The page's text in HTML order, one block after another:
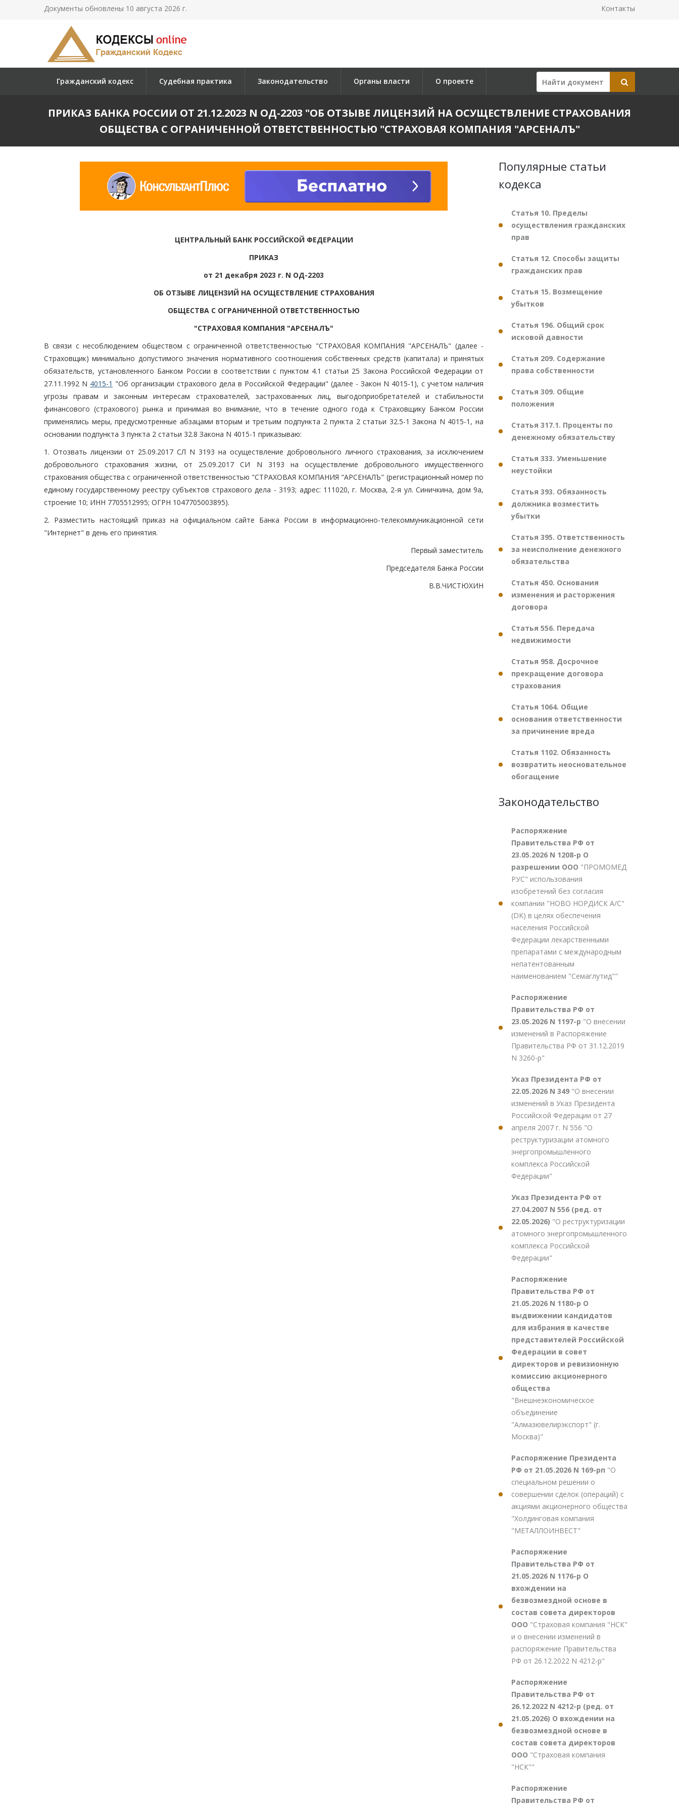
Документы обновлены 10 августа 2026 г. Контакты
Гражданский кодекс Судебная практика Законодательство Органы власти О проекте
ПРИКАЗ БАНКА РОССИИ ОТ 21.12.2023 N ОД-2203 "ОБ ОТЗЫВЕ ЛИЦЕНЗИЙ НА ОСУЩЕСТВЛЕНИЕ СТРАХОВАНИЯ
ОБЩЕСТВА С ОГРАНИЧЕННОЙ ОТВЕТСТВЕННОСТЬЮ "СТРАХОВАЯ КОМПАНИЯ "АРСЕНАЛЪ"
ЦЕНТРАЛЬНЫЙ БАНК РОССИЙСКОЙ ФЕДЕРАЦИИ
ПРИКАЗ
от 21 декабря 2023 г. N ОД-2203
ОБ ОТЗЫВЕ ЛИЦЕНЗИЙ НА ОСУЩЕСТВЛЕНИЕ СТРАХОВАНИЯ
ОБЩЕСТВА С ОГРАНИЧЕННОЙ ОТВЕТСТВЕННОСТЬЮ
"СТРАХОВАЯ КОМПАНИЯ "АРСЕНАЛЪ"
В связи с несоблюдением обществом с ограниченной ответственностью "СТРАХОВАЯ КОМПАНИЯ "АРСЕНАЛЪ" (далее -
Страховщик) минимально допустимого значения нормативного соотношения собственных средств (капитала) и принятых
обязательств, установленного Банком России в соответствии с пунктом 4.1 статьи 25 Закона Российской Федерации от
27.11.1992 N 4015-1 "Об организации страхового дела в Российской Федерации" (далее - Закон N 4015-1), с учетом наличия
угрозы правам и законным интересам страхователей, застрахованных лиц, выгодоприобретателей и стабильности
финансового (страхового) рынка и принимая во внимание, что в течение одного года к Страховщику Банком России
применялись меры, предусмотренные абзацами вторым и третьим подпункта 2 пункта 2 статьи 32.5-1 Закона N 4015-1, на
основании подпункта 3 пункта 2 статьи 32.8 Закона N 4015-1 приказываю:
1. Отозвать лицензии от 25.09.2017 СЛ N 3193 на осуществление добровольного личного страхования, за исключением
добровольного страхования жизни, от 25.09.2017 СИ N 3193 на осуществление добровольного имущественного
страхования общества с ограниченной ответственностью "СТРАХОВАЯ КОМПАНИЯ "АРСЕНАЛЪ" (регистрационный номер по
единому государственному реестру субъектов страхового дела - 3193; адрес: 111020, г. Москва, 2-я ул. Синичкина, дом 9а,
строение 10; ИНН 7705512995; ОГРН 1047705003895).
2. Разместить настоящий приказ на официальном сайте Банка России в информационно-телекоммуникационной сети
"Интернет" в день его принятия.
Первый заместитель
Председателя Банка России
В.В.ЧИСТЮХИН
Популярные статьи
кодекса
Статья 10. Пределы
осуществления гражданских
прав
Статья 12. Способы защиты
гражданских прав
Статья 15. Возмещение
убытков
Статья 196. Общий срок
исковой давности
Статья 209. Содержание
права собственности
Статья 309. Общие
положения
Статья 317.1. Проценты по
денежному обязательству
Статья 333. Уменьшение
неустойки
Статья 393. Обязанность
должника возместить
убытки
Статья 395. Ответственность
за неисполнение денежного
обязательства
Статья 450. Основания
изменения и расторжения
договора
Статья 556. Передача
недвижимости
Статья 958. Досрочное
прекращение договора
страхования
Статья 1064. Общие
основания ответственности
за причинение вреда
Статья 1102. Обязанность
возвратить неосновательное
обогащение
Законодательство
Распоряжение
Правительства РФ от
23.05.2026 N 1208-р О
разрешении ООО "ПРОМОМЕД
РУС" использования
изобретений без согласия
компании "НОВО НОРДИСК А/С"
(DK) в целях обеспечения
населения Российской
Федерации лекарственными
препаратами с международным
непатентованным
наименованием "Семаглутид""
Распоряжение
Правительства РФ от
23.05.2026 N 1197-р "О внесении
изменений в Распоряжение
Правительства РФ от 31.12.2019
N 3260-р"
Указ Президента РФ от
22.05.2026 N 349 "О внесении
изменений в Указ Президента
Российской Федерации от 27
апреля 2007 г. N 556 "О
реструктуризации атомного
энергопромышленного
комплекса Российской
Федерации"
Указ Президента РФ от
27.04.2007 N 556 (ред. от
22.05.2026) "О реструктуризации
атомного энергопромышленного
комплекса Российской
Федерации"
Распоряжение
Правительства РФ от
21.05.2026 N 1180-р О
выдвижении кандидатов
для избрания в качестве
представителей Российской
Федерации в совет
директоров и ревизионную
комиссию акционерного
общества
"Внешнеэкономическое
объединение
"Алмазювелирэкспорт" (г.
Москва)"
Распоряжение Президента
РФ от 21.05.2026 N 169-рп "О
специальном решении о
совершении сделок (операций) с
акциями акционерного общества
"Холдинговая компания
"МЕТАЛЛОИНВЕСТ"
Распоряжение
Правительства РФ от
21.05.2026 N 1176-р О
вхождении на
безвозмездной основе в
состав совета директоров
ООО "Страховая компания "НСК"
и о внесении изменений в
распоряжение Правительства
РФ от 26.12.2022 N 4212-р"
Распоряжение
Правительства РФ от
26.12.2022 N 4212-р (ред. от
21.05.2026) О вхождении на
безвозмездной основе в
состав совета директоров
ООО "Страховая компания
"НСК""
Распоряжение
Правительства РФ от